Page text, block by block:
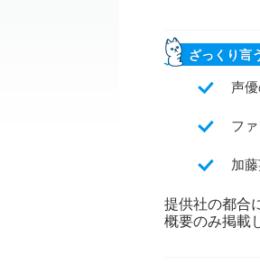
ざっくり言
声
フ
加
提供社の都合
概要のみ掲載